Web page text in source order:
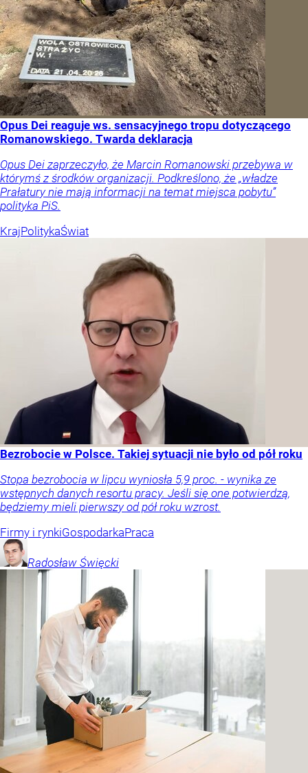
Opus Dei reaguje ws. sensacyjnego tropu dotyczącego
Romanowskiego. Twarda deklaracja
Opus Dei zaprzeczyło, że Marcin Romanowski przebywa w
którymś z środków organizacji. Podkreślono, że „władze
Prałatury nie mają informacji na temat miejsca pobytu”
polityka PiS.
KrajPolitykaŚwiat
Bezrobocie w Polsce. Takiej sytuacji nie było od pół roku
Stopa bezrobocia w lipcu wyniosła 5,9 proc. - wynika ze
wstępnych danych resortu pracy. Jeśli się one potwierdzą,
będziemy mieli pierwszy od pół roku wzrost.
Firmy i rynkiGospodarkaPraca
Radosław Święcki